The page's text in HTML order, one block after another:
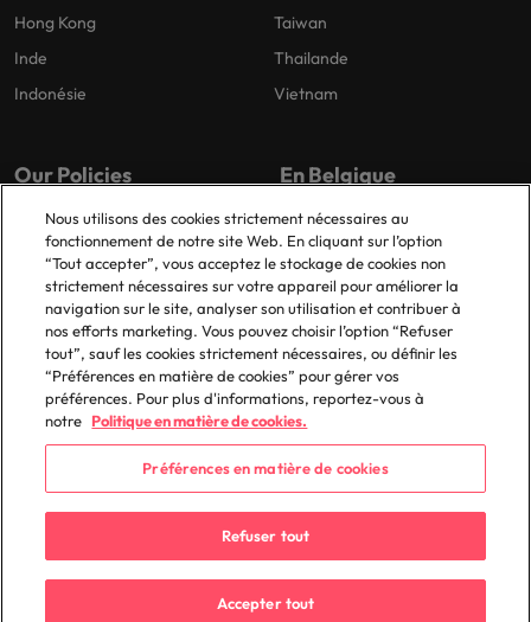
Hong Kong
Inde
Indonésie
Taiwan
Thailande
Vietnam
Our Policies
Politique de confidentialité
Politique de cookies
Bibliothèque de politiques
En Belgique
Anvers
Bruxelles
Gand
Grand-Bigard
Zaventem
© 2025 Robert Walters Plc. All Rights Reserved.
Nous utilisons des cookies strictement nécessaires au
fonctionnement de notre site Web. En cliquant sur l’option
“Tout accepter”, vous acceptez le stockage de cookies non
strictement nécessaires sur votre appareil pour améliorer la
navigation sur le site, analyser son utilisation et contribuer à
nos efforts marketing. Vous pouvez choisir l’option “Refuser
tout”, sauf les cookies strictement nécessaires, ou définir les
“Préférences en matière de cookies” pour gérer vos
préférences. Pour plus d'informations, reportez-vous à
notre Politique en matière de cookies.
Préférences en matière de cookies
Refuser tout
Accepter tout